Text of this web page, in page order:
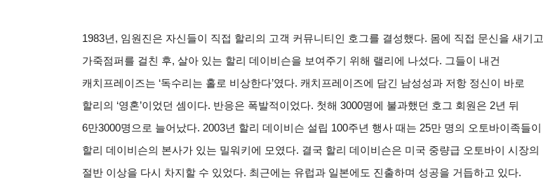
1983년, 임원진은 자신들이 직접 할리의 고객 커뮤니티인 호그를 결성했다. 몸에 직접 문신을 새기고
가죽점퍼를 걸친 후, 살아 있는 할리 데이비슨을 보여주기 위해 랠리에 나섰다. 그들이 내건
캐치프레이즈는 ‘독수리는 홀로 비상한다’였다. 캐치프레이즈에 담긴 남성성과 저항 정신이 바로
할리의 ‘영혼’이었던 셈이다. 반응은 폭발적이었다. 첫해 3000명에 불과했던 호그 회원은 2년 뒤
6만3000명으로 늘어났다. 2003년 할리 데이비슨 설립 100주년 행사 때는 25만 명의 오토바이족들이
할리 데이비슨의 본사가 있는 밀워키에 모였다. 결국 할리 데이비슨은 미국 중량급 오토바이 시장의
절반 이상을 다시 차지할 수 있었다. 최근에는 유럽과 일본에도 진출하며 성공을 거듭하고 있다.